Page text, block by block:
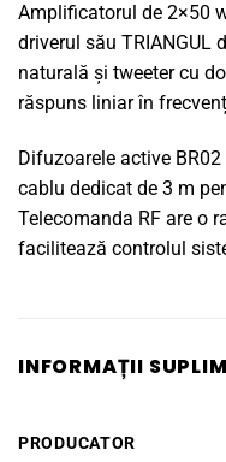
Amplificatorul de 2×50
driverul său TRIANGUL
naturală și tweeter cu
răspuns liniar în
Difuzoarele active
cablu dedicat de 3 m
Telecomanda RF are o
facilitează controlul
INFORMAȚII
PRODUCATOR